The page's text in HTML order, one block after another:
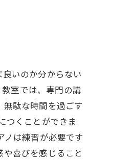
いのか分からない
室では、専門の講
駄な時間を過ごす
つくことができま
ノは練習が必要です
喜びを感じること